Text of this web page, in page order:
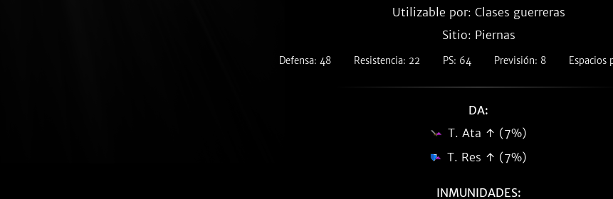
Utilizable por: Clases guerreras
Sitio: Piernas
Defensa: 48 Resistencia: 22 PS: 64 Previsión: 8 Espacios
DA:
T. Ata ↑ (7%)
T. Res ↑ (7%)
INMUNIDADES: